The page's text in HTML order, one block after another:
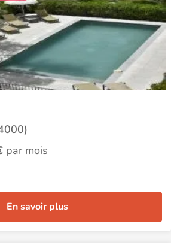
par mois
En savoir plus